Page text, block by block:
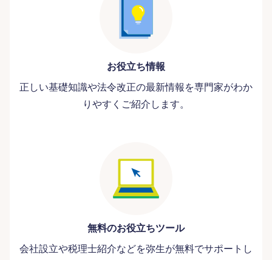
お役立ち情報
正しい基礎知識や法令改正の最新情報を専門家がわか
りやすくご紹介します。
無料のお役立ちツール
会社設立や税理士紹介などを弥生が無料でサポートし